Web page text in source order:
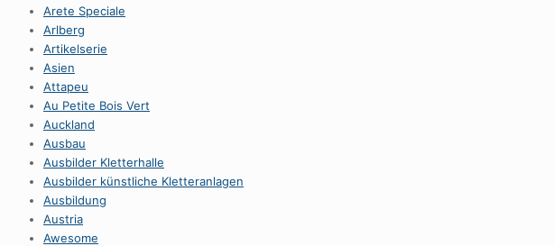
Arete Speciale
Arlberg
Artikelserie
Asien
Attapeu
Au Petite Bois Vert
Auckland
Ausbau
Ausbilder Kletterhalle
Ausbilder künstliche Kletteranlagen
Ausbildung
Austria
Awesome